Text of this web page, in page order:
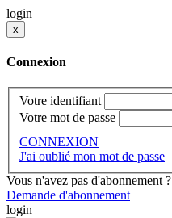
login
x
Connexion
Votre identifiant
Votre mot de passe
CONNEXION
J'ai oublié mon mot de passe
Vous n'avez pas d'abonnement ?
Demande d'abonnement
login